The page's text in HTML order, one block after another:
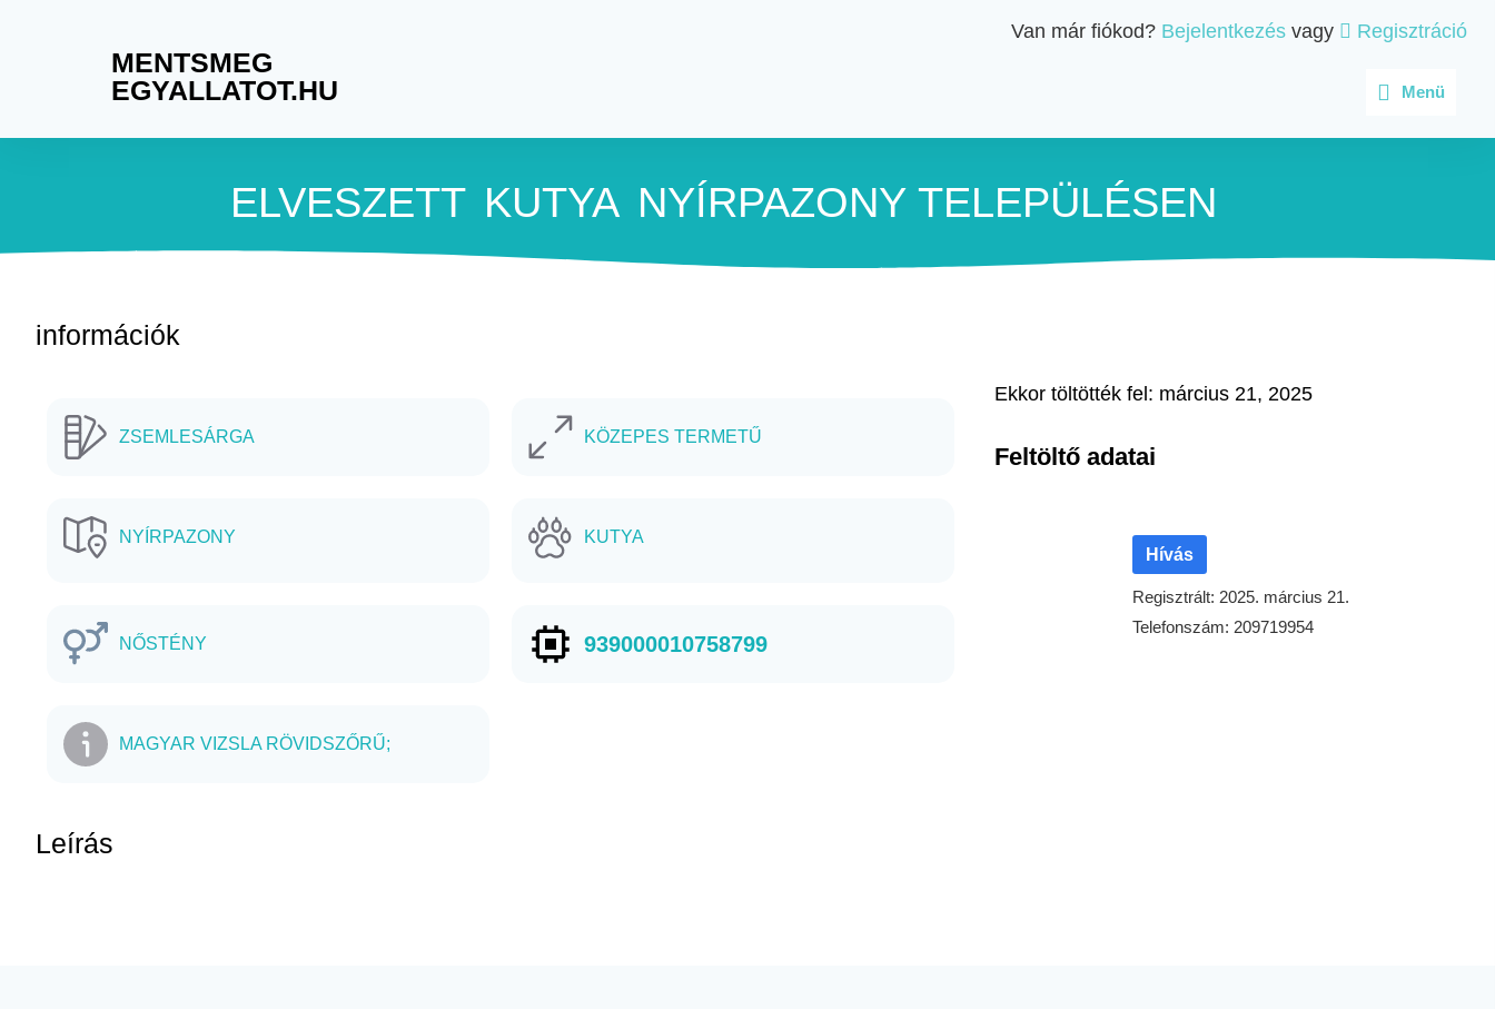
MENTSMEG
EGYALLATOT.HU
Van már fiókod? Bejelentkezés vagy Regisztráció
Menü
ELVESZETT KUTYA NYÍRPAZONYTELEPÜLÉSEN
információk
ZSEMLESÁRGA
NYÍRPAZONY
NŐSTÉNY
MAGYAR VIZSLA RÖVIDSZŐRŰ;
KÖZEPES TERMETŰ
KUTYA
939000010758799
Leírás
Ekkor töltötték fel: március 21, 2025
Feltöltő adatai
Hívás
Regisztrált: 2025. március 21.
Telefonszám: 209719954